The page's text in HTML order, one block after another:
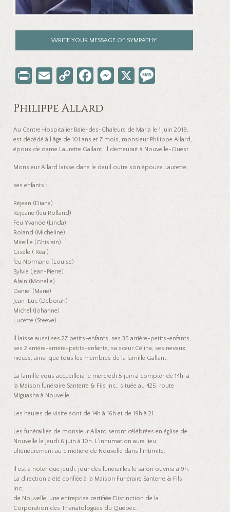
WRITE YOUR MESSAGE OF SYMPATHY
Pr
in
t
E
ail
C
p
y
Li
Fa
b
o
o
M
n
ge
X
ge
Philippe Allard
Au Centre Hospitalier Baie-des-Chaleurs de Maria le 1 juin 2019,
est décédé à l’âge de 101 ans et 7 mois, monsieur Philippe Allard,
époux de dame Laurette Gallant, il demeurait à Nouvelle-Ouest.
Monsieur Allard laisse dans le deuil outre son épouse Laurette,
ses enfants :
Réjean (Diane)
Réjeane (feu Rolland)
Feu Yvanöé (Linda)
Roland (Micheline)
Mireille (Ghislain)
Gisèle ( Réal)
feu Normand (Louise)
Sylvie (Jean-Pierre)
Alain (Monelle)
Daniel (Marie)
Jean-Luc (Deborah)
Michel (Johanne)
Lucette (Steeve)
Il laisse aussi ses 27 petits-enfants, ses 35 arrière-petits-enfants,
ses 2 arrière-arrière-petits-enfants, sa sœur Célina, ses neveux,
nièces, ainsi que tous les membres de la famille Gallant.
La famille vous accueillera le mercredi 5 juin à compter de 14h, à
la Maison funéraire Santerre & Fils Inc., située au 425, route
Miguasha à Nouvelle.
Les heures de visite sont de 14h à 16h et de 19h à 21.
Les funérailles de monsieur Allard seront célébrées en église de
Nouvelle le jeudi 6 juin à 10h. L’inhumation aura lieu
ultérieurement au cimetière de Nouvelle dans l’intimité.
Il est à noter que jeudi, jour des funérailles le salon ouvrira à 9h.
La direction a été confiée à la Maison Funéraire Santerre & Fils
Inc.,
de Nouvelle, une entreprise certifiée Distinction de la
Corporation des Thanatologues du Québec.